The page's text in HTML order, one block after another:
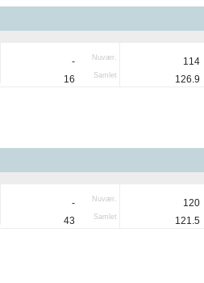
- Nuvær.
16 Samlet
114
126.9
- Nuvær.
43 Samlet
120
121.5